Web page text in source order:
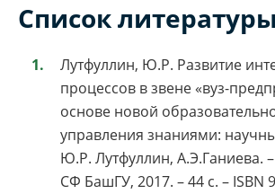
Список литературы
Лутфуллин, Ю.Р. Развитие
процессов в звене «вуз-
основе новой
управления знаниями:
Ю.Р. Лутфуллин, А.Э.Ганиева.
СФ БашГУ, 2017. – 44 с. – ISBN